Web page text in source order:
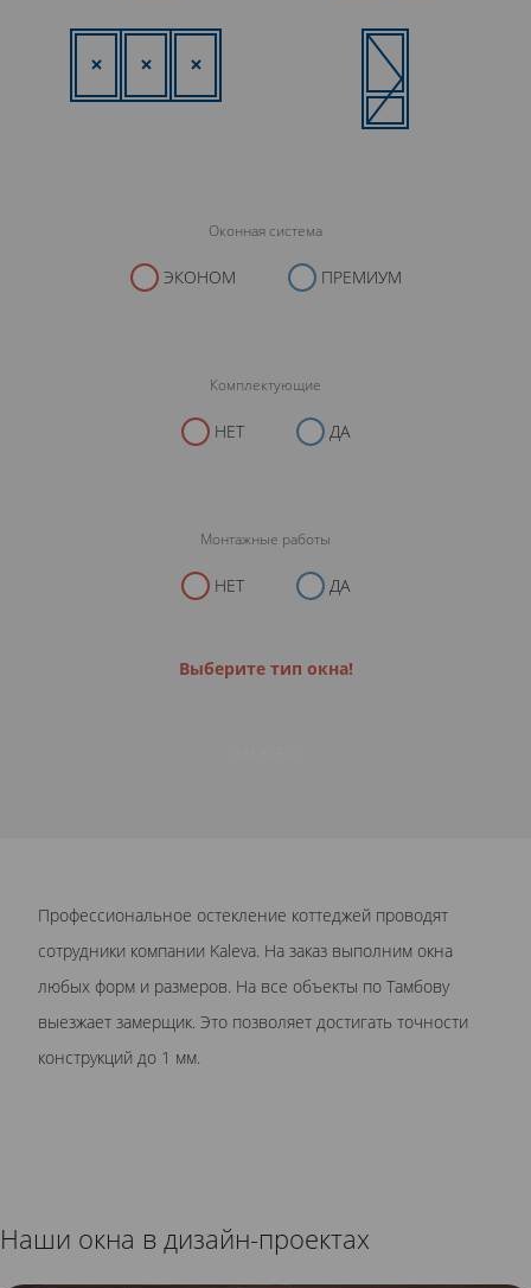
Оконная система
ЭКОНОМ ПРЕМИУМ
Комплектующие
НЕТ ДА
Монтажные работы
НЕТ ДА
Выберите тип окна!
Профессиональное остекление коттеджей проводят
сотрудники компании Kaleva. На заказ выполним окна
любых форм и размеров. На все объекты по Тамбову
выезжает замерщик. Это позволяет достигать точности
конструкций до 1 мм.
Наши окна в дизайн-проектах